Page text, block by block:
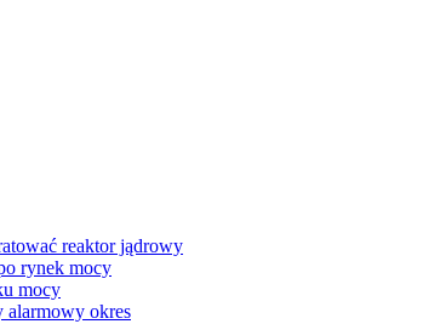
reaktor jądrowy
rynek mocy
mocy
alarmowy okres